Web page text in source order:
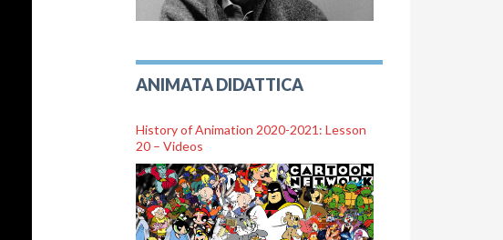
ANIMATA DIDATTICA
History of Animation 2020-2021: Lesson
20 – Videos